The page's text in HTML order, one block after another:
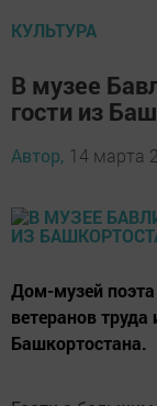
КУЛЬТУРА
В музее
гости из
Автор, 14 марта
Дом-музей поэта
ветеранов труда
Башкортостана.